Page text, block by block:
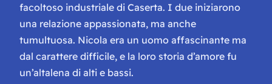
facoltoso industriale di Caserta. I due iniziarono
una relazione appassionata, ma anche
tumultuosa. Nicola era un uomo affascinante ma
dal carattere difficile, e la loro storia d’amore fu
un’altalena di alti e bassi.